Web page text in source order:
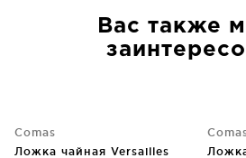
Вас также
Comas
Ложка чайная Versailles